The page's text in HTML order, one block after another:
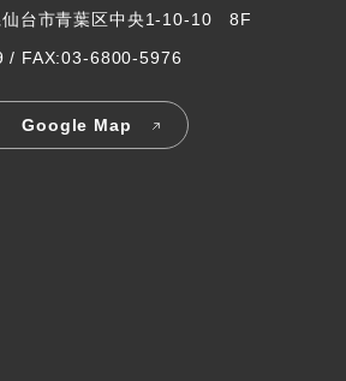
台市青葉区中央1-10-10 8F
/ FAX:03-6800-5976
Google Map